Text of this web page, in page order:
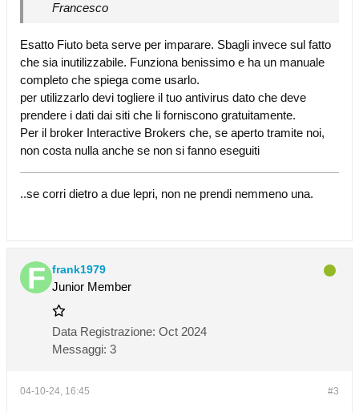
Francesco
Esatto Fiuto beta serve per imparare. Sbagli invece sul fatto
che sia inutilizzabile. Funziona benissimo e ha un manuale
completo che spiega come usarlo.
per utilizzarlo devi togliere il tuo antivirus dato che deve
prendere i dati dai siti che li forniscono gratuitamente.
Per il broker Interactive Brokers che, se aperto tramite noi,
non costa nulla anche se non si fanno eseguiti
..se corri dietro a due lepri, non ne prendi nemmeno una.
frank1979
Junior Member
Data Registrazione: Oct 2024
Messaggi: 3
#3
04-10-24, 16:45